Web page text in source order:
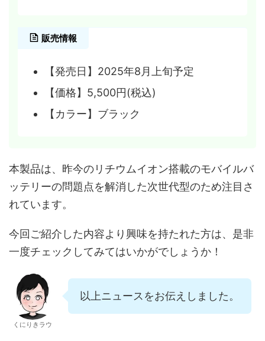
販売情報
【発売日】2025年8月上旬予定
【価格】5,500円(税込)
【カラー】ブラック
本製品は、昨今のリチウムイオン搭載のモバイルバ
ッテリーの問題点を解消した次世代型のため注目さ
れています。
今回ご紹介した内容より興味を持たれた方は、是非
一度チェックしてみてはいかがでしょうか！
くにりきラウ
以上ニュースをお伝えしました。